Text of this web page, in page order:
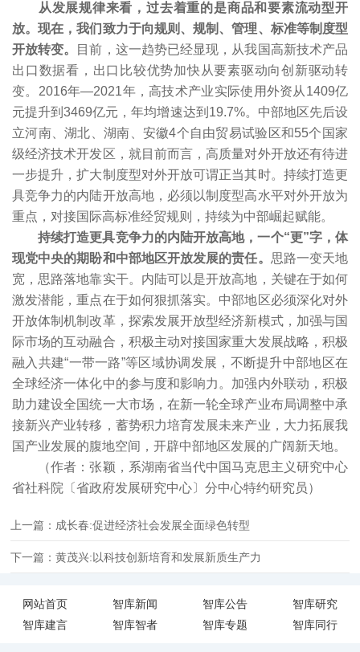
从发展规律来看，过去着重的是商品和要素流动型开
放。现在，我们致力于向规则、规制、管理、标准等制度型
开放转变。
目前，这一趋势已经显现，从我国高新技术产品
出口数据看，出口比较优势加快从要素驱动向创新驱动转
变。2016年—2021年，高技术产业实际使用外资从1409亿
元提升到3469亿元，年均增速达到19.7%。中部地区先后设
立河南、湖北、湖南、安徽4个自由贸易试验区和55个国家
级经济技术开发区，就目前而言，高质量对外开放还有待进
一步提升，扩大制度型对外开放可谓正当其时。持续打造更
具竞争力的内陆开放高地，必须以制度型高水平对外开放为
重点，对接国际高标准经贸规则，持续为中部崛起赋能。
持续打造更具竞争力的内陆开放高地，一个“更”字，体
现党中央的期盼和中部地区开放发展的责任。 思路一变天地
宽，思路落地靠实干。内陆可以是开放高地，关键在于如何
激发潜能，重点在于如何狠抓落实。中部地区必须深化对外
开放体制机制改革，探索发展开放型经济新模式，加强与国
际市场的互动融合，积极主动对接国家重大发展战略，积极
融入共建“一带一路”等区域协调发展，不断提升中部地区在
全球经济一体化中的参与度和影响力。加强内外联动，积极
助力建设全国统一大市场，在新一轮全球产业布局调整中承
接新兴产业转移，蓄势积力培育发展未来产业，大力拓展我
国产业发展的腹地空间，开辟中部地区发展的广阔新天地。
（作者：张颖，系湖南省当代中国马克思主义研究中心
省社科院〔省政府发展研究中心〕分中心特约研究员）
上一篇：成长春:促进经济社会发展全面绿色转型
下一篇：黄茂兴:以科技创新培育和发展新质生产力
网站首页 智库新闻 智库公告
智库研究
智库建言
智库智者 智库专题 智库同行